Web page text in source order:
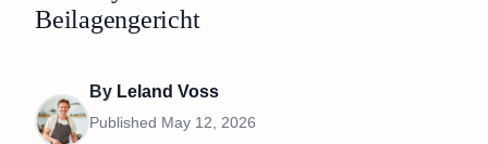
Beilagengericht
By Leland Voss
Published May 12, 2026